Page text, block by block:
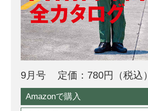
9月号 定価：780円（税込）
Amazonで購入